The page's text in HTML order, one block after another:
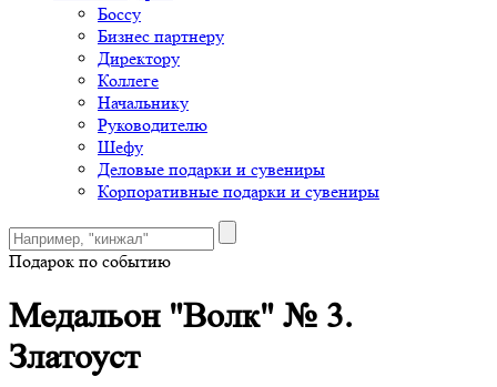
Боссу
Бизнес партнеру
Директору
Коллеге
Начальнику
Руководителю
Шефу
Деловые подарки и сувениры
Корпоративные подарки и сувениры
Подарок по событию
Медальон "Волк" № 3.
Златоуст